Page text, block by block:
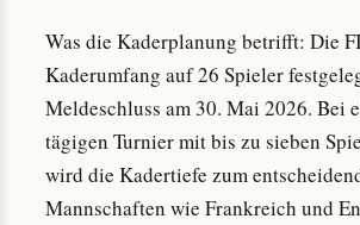
Was die Kaderplanung betrifft: Die
Kaderumfang auf 26 Spieler
Meldeschluss am 30. Mai 2026. Bei
tägigen Turnier mit bis zu sieben
wird die Kadertiefe zum
Mannschaften wie Frankreich und